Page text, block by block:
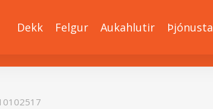
Dekk Felgur Aukahlutir Þjónusta